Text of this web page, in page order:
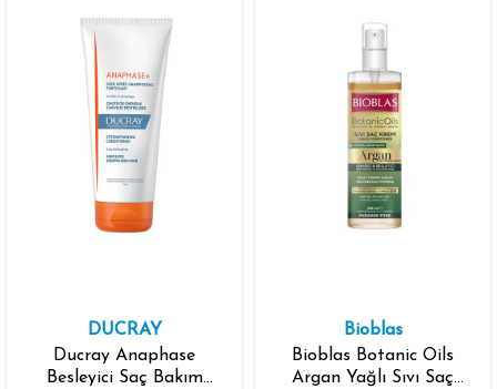
DUCRAY
Ducray Anaphase
Besleyici Saç Bakım
Bioblas
Bioblas Botanic Oils
Argan Yağlı Sıvı Saç